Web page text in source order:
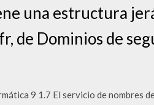
una estructura
de Dominios de
9 1.7 El servicio de nombres